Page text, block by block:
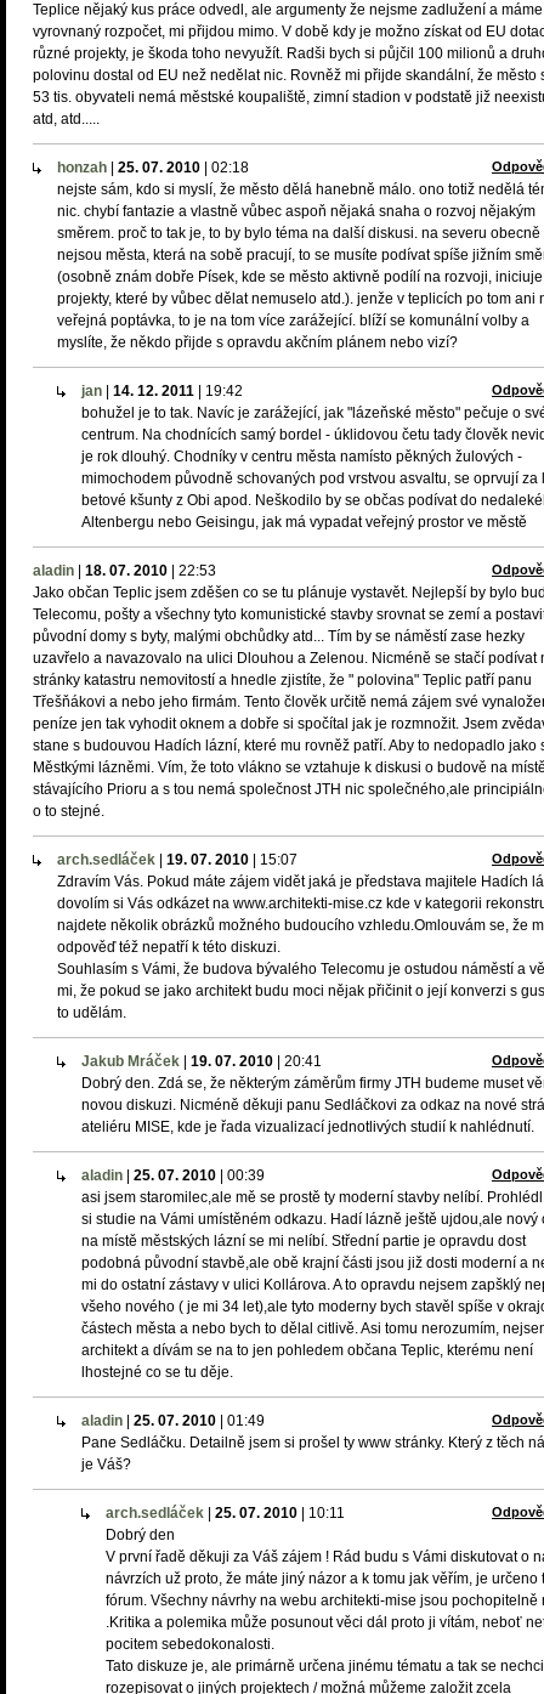
Teplice nějaký kus práce odvedl, ale argumenty že nejsme zadlužení a máme
vyrovnaný rozpočet, mi přijdou mimo. V době kdy je možno získat od EU
různé projekty, je škoda toho nevyužít. Radši bych si půjčil 100 milionů a
polovinu dostal od EU než nedělat nic. Rovněž mi přijde skandální, že město
53 tis. obyvateli nemá městské koupaliště, zimní stadion v podstatě již
atd, atd.....
honzah 25. 07. 2010 02:18
nejste sám, kdo si myslí, že město dělá hanebně málo. ono totiž nedělá
nic. chybí fantazie a vlastně vůbec aspoň nějaká snaha o rozvoj nějakým
směrem. proč to tak je, to by bylo téma na další diskusi. na severu obecně
nejsou města, která na sobě pracují, to se musíte podívat spíše jižním
(osobně znám dobře Písek, kde se město aktivně podílí na rozvoji, iniciuje
projekty, které by vůbec dělat nemuselo atd.). jenže v teplicích po tom ani
veřejná poptávka, to je na tom více zarážející. blíží se komunální volby a
myslíte, že někdo přijde s opravdu akčním plánem nebo vizí?
jan 14. 12. 2011 19:42
bohužel je to tak. Navíc je zarážející, jak "lázeňské město" pečuje o
centrum. Na chodnících samý bordel - úklidovou četu tady člověk
je rok dlouhý. Chodníky v centru města namísto pěkných žulových -
mimochodem původně schovaných pod vrstvou asvaltu, se oprvují za
betové kšunty z Obi apod. Neškodilo by se občas podívat do
Altenbergu nebo Geisingu, jak má vypadat veřejný prostor ve městě
aladin 18. 07. 2010 22:53
Jako občan Teplic jsem zděšen co se tu plánuje vystavět. Nejlepší by bylo
Telecomu, pošty a všechny tyto komunistické stavby srovnat se zemí a
původní domy s byty, malými obchůdky atd... Tím by se náměstí zase hezky
uzavřelo a navazovalo na ulici Dlouhou a Zelenou. Nicméně se stačí podívat
stránky katastru nemovitostí a hnedle zjistíte, že " polovina" Teplic patří panu
Třešňákovi a nebo jeho firmám. Tento člověk určitě nemá zájem své
peníze jen tak vyhodit oknem a dobře si spočítal jak je rozmnožit. Jsem
stane s budouvou Hadích lázní, které mu rovněž patří. Aby to nedopadlo jako
Městkými lázněmi. Vím, že toto vlákno se vztahuje k diskusi o budově na
stávajícího Prioru a s tou nemá společnost JTH nic společného,ale
o to stejné.
arch.sedláček 19. 07. 2010 15:07
Zdravím Vás. Pokud máte zájem vidět jaká je představa majitele Hadích
dovolím si Vás odkázet na www.architekti-mise.cz kde v kategorii
najdete několik obrázků možného budoucího vzhledu.Omlouvám se, že
odpověď též nepatří k této diskuzi.
Souhlasím s Vámi, že budova bývalého Telecomu je ostudou náměstí a
mi, že pokud se jako architekt budu moci nějak přičinit o její konverzi s
to udělám.
Jakub Mráček 19. 07. 2010 20:41
Dobrý den. Zdá se, že některým záměrům firmy JTH budeme muset
novou diskuzi. Nicméně děkuji panu Sedláčkovi za odkaz na nové
ateliéru MISE, kde je řada vizualizací jednotlivých studií k nahlédnutí.
aladin 25. 07. 2010 00:39
asi jsem staromilec,ale mě se prostě ty moderní stavby nelíbí.
si studie na Vámi umístěném odkazu. Hadí lázně ještě ujdou,ale nový
na místě městských lázní se mi nelíbí. Střední partie je opravdu dost
podobná původní stavbě,ale obě krajní části jsou již dosti moderní a
mi do ostatní zástavy v ulici Kollárova. A to opravdu nejsem zapšklý
všeho nového ( je mi 34 let),ale tyto moderny bych stavěl spíše v
částech města a nebo bych to dělal citlivě. Asi tomu nerozumím,
architekt a dívám se na to jen pohledem občana Teplic, kterému není
lhostejné co se tu děje.
aladin 25. 07. 2010 01:49
Pane Sedláčku. Detailně jsem si prošel ty www stránky. Který z těch
je Váš?
arch.sedláček 25. 07. 2010 10:11
Dobrý den
V první řadě děkuji za Váš zájem ! Rád budu s Vámi diskutovat o
návrzích už proto, že máte jiný názor a k tomu jak věřím, je určeno
fórum. Všechny návrhy na webu architekti-mise jsou pochopitelně
.Kritika a polemika může posunout věci dál proto ji vítám, neboť
pocitem sebedokonalosti.
Tato diskuze je, ale primárně určena jinému tématu a tak se
rozepisovat o jiných projektech / možná můžeme založit zcela